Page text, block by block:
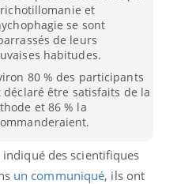
et
se sont
de leurs
habitudes.
80 % des participants
déclaré être satisfaits de la
et 86 % la
indiqué des scientifiques
un communiqué, ils ont